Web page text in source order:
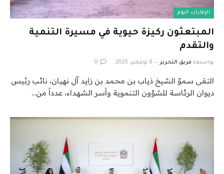
الإمارات اليوم
المبتعثون ركيزة حيوية في مسيرة التنمية
والتقدم
بواسطة فريق التحرير 8 نوفمبر، 2025 0
التقى سموّ الشيخ ذياب بن محمد بن زايد آل نهيان، نائب رئيس
ديوان الرئاسة للشؤون التنموية وأسر الشهداء، عدداً من…